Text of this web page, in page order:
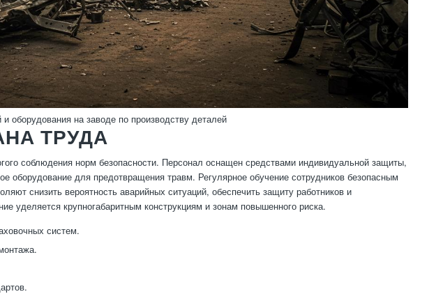
оборудования на заводе по производству деталей
ТРУДА
соблюдения норм безопасности. Персонал оснащен средствами индивидуальной защиты,
оборудование для предотвращения травм. Регулярное обучение сотрудников безопасным
снизить вероятность аварийных ситуаций, обеспечить защиту работников и
уделяется крупногабаритным конструкциям и зонам повышенного риска.
систем.